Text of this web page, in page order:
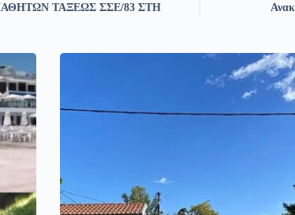
ΤΑΞΕΩΣ ΣΣΕ/83 ΣΤΗ